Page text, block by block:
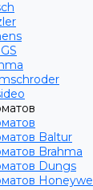
Baltur
Brahma
Dungs
Honeywell